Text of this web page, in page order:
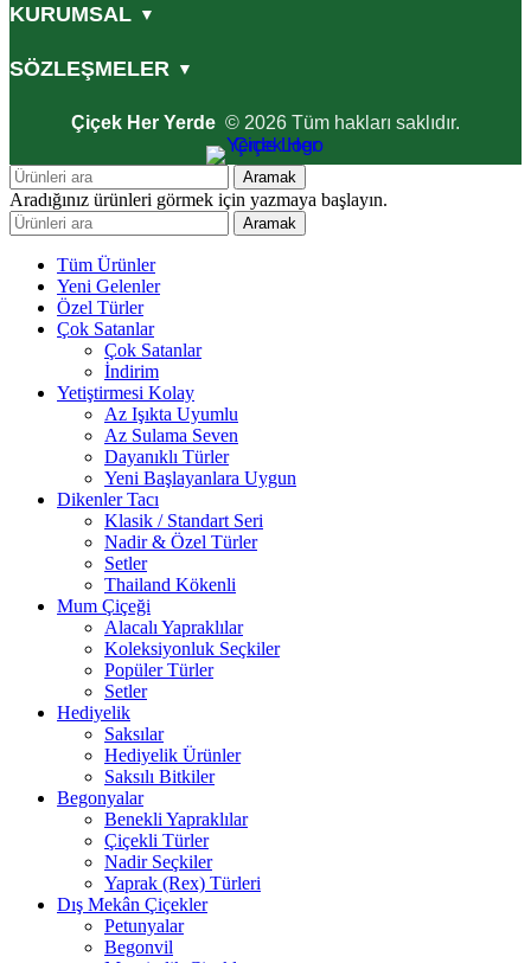
KURUMSAL ▼
SÖZLEŞMELER ▼
Çiçek Her Yerde © 2026 Tüm hakları saklıdır.
Aramak
Aradığınız ürünleri görmek için yazmaya başlayın.
Aramak
Tüm Ürünler
Yeni Gelenler
Özel Türler
Çok Satanlar
Çok Satanlar
İndirim
Yetiştirmesi Kolay
Az Işıkta Uyumlu
Az Sulama Seven
Dayanıklı Türler
Yeni Başlayanlara Uygun
Dikenler Tacı
Klasik / Standart Seri
Nadir & Özel Türler
Setler
Thailand Kökenli
Mum Çiçeği
Alacalı Yapraklılar
Koleksiyonluk Seçkiler
Popüler Türler
Setler
Hediyelik
Saksılar
Hediyelik Ürünler
Saksılı Bitkiler
Begonyalar
Benekli Yapraklılar
Çiçekli Türler
Nadir Seçkiler
Yaprak (Rex) Türleri
Dış Mekân Çiçekler
Petunyalar
Begonvil